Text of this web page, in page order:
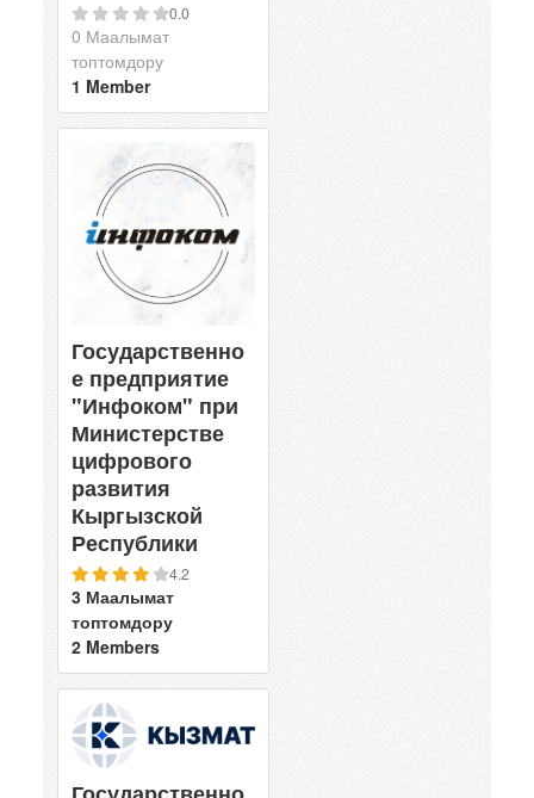
0.0
0 Маалымат
топтомдору
1 Member
Государственно
е предприятие
"Инфоком" при
Министерстве
цифрового
развития
Кыргызской
Республики
4.2
3 Маалымат
топтомдору
2 Members